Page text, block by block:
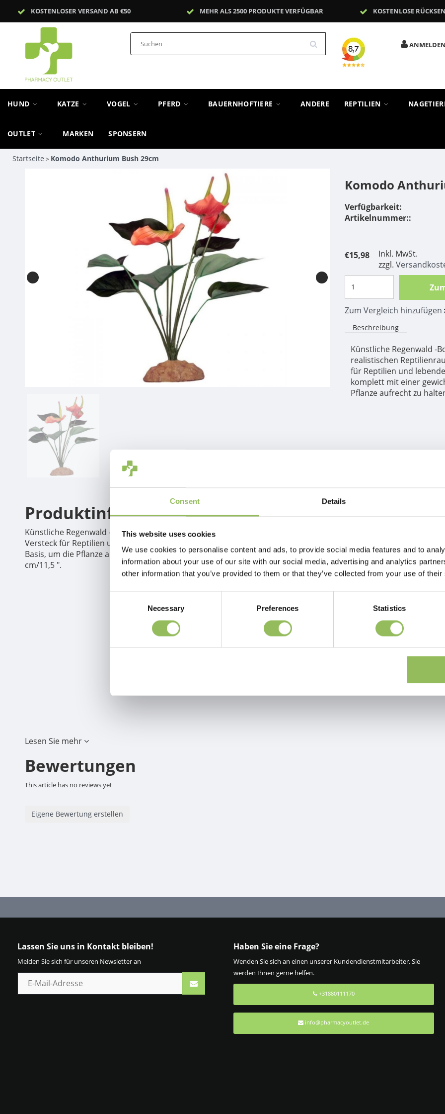
Consent Details
This website uses cookies
We use cookies to personalise content and ads, to provide social media features and to
information about your use of our site with our social media, advertising and analytics
other information that you’ve provided to them or that they’ve collected from your use of
Necessary Preferences Statistics
KOSTENLOSER VERSAND AB €50 MEHR ALS 2500 PRODUKTE VERFÜGBAR KOSTENLOSE
HUND KATZE VOGEL PFERD BAUERNHOFTIERE ANDERE REPTILIEN
OUTLET MARKEN SPONSERN
Startseite > Komodo Anthurium Bush 29cm
Komodo
Verfügbarkeit:
Artikelnummer::
€15,98
Inkl. MwSt.
zzgl.
Zum Vergleich hinzufügen
Beschreibung
Künstliche Regenwald -
realistischen
für Reptilien und
komplett mit einer
Pflanze aufrecht zu
Produktinformation
Künstliche Regenwald -Bodenpflanze zur Schaffung eines realistischen Reptilienraums, der einen idealen
Versteck für Reptilien und lebende Lebensmittel bietet. Kommt komplett mit einer gewichteten Polyresin -
Basis, um die Pflanze aufrecht zu halten. Hygienisch, leicht zu reinigen und wartung. Ungefähre Höhe von 29
cm/11,5 ".
Lesen Sie mehr
Bewertungen
This article has no reviews yet
Eigene Bewertung erstellen
Lassen Sie uns in Kontakt bleiben!
Melden Sie sich für unseren Newsletter an
Haben Sie eine Frage?
Wenden Sie sich an einen unserer Kundendienstmitarbeiter. Sie
werden Ihnen gerne helfen.
+31880111170
info@pharmacyoutlet.de